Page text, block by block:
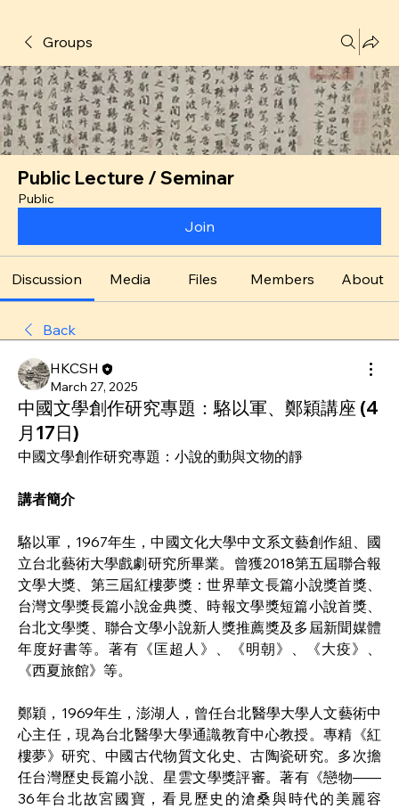
Groups
Public Lecture / Seminar
Public
Join
Discussion Media Files Members About
Back
HKCSH
March 27, 2025
中國文學創作研究專題：駱以軍、鄭穎講座 (4
月17日)
中國文學創作研究專題：小說的動與文物的靜
講者簡介
駱以軍，1967年生，中國文化大學中文系文藝創作組、國
立台北藝術大學戲劇研究所畢業。曾獲2018第五屆聯合報
文學大獎、第三屆紅樓夢獎：世界華文長篇小說獎首獎、
台灣文學獎長篇小說金典獎、時報文學獎短篇小說首獎、
台北文學獎、聯合文學小說新人獎推薦獎及多屆新聞媒體
年度好書等。著有《匡超人》、《明朝》、《大疫》、
《西夏旅館》等。
鄭穎，1969年生，澎湖人，曾任台北醫學大學人文藝術中
心主任，現為台北醫學大學通識教育中心教授。專精《紅
樓夢》研究、中國古代物質文化史、古陶瓷研究。多次擔
任台灣歷史長篇小說、星雲文學獎評審。著有《戀物——
36年台北故宮國寶，看見歷史的滄桑與時代的美麗容